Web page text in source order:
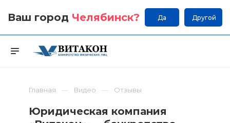
Ваш город Челябинск? Да Другой
Главная Видео Отзывы
Юридическая компания